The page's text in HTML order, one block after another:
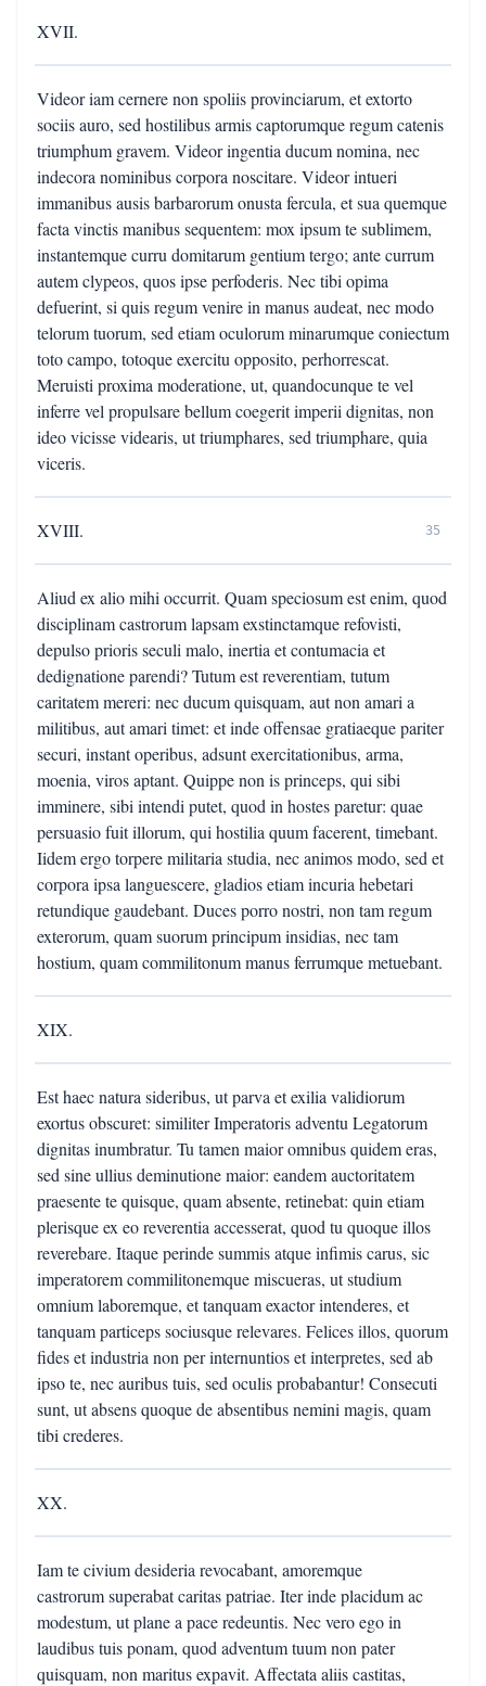
XVII.
Videor iam cernere non spoliis provinciarum, et extorto
sociis auro, sed hostilibus armis captorumque regum catenis
triumphum gravem. Videor ingentia ducum nomina, nec
indecora nominibus corpora noscitare. Videor intueri
immanibus ausis barbarorum onusta fercula, et sua quemque
facta vinctis manibus sequentem: mox ipsum te sublimem,
instantemque curru domitarum gentium tergo; ante currum
autem clypeos, quos ipse perfoderis. Nec tibi opima
defuerint, si quis regum venire in manus audeat, nec modo
telorum tuorum, sed etiam oculorum minarumque coniectum
toto campo, totoque exercitu opposito, perhorrescat.
Meruisti proxima moderatione, ut, quandocunque te vel
inferre vel propulsare bellum coegerit imperii dignitas, non
ideo vicisse videaris, ut triumphares, sed triumphare, quia
viceris.
XVIII. 35
Aliud ex alio mihi occurrit. Quam speciosum est enim, quod
disciplinam castrorum lapsam exstinctamque refovisti,
depulso prioris seculi malo, inertia et contumacia et
dedignatione parendi? Tutum est reverentiam, tutum
caritatem mereri: nec ducum quisquam, aut non amari a
militibus, aut amari timet: et inde offensae gratiaeque pariter
securi, instant operibus, adsunt exercitationibus, arma,
moenia, viros aptant. Quippe non is princeps, qui sibi
imminere, sibi intendi putet, quod in hostes paretur: quae
persuasio fuit illorum, qui hostilia quum facerent, timebant.
Iidem ergo torpere militaria studia, nec animos modo, sed et
corpora ipsa languescere, gladios etiam incuria hebetari
retundique gaudebant. Duces porro nostri, non tam regum
exterorum, quam suorum principum insidias, nec tam
hostium, quam commilitonum manus ferrumque metuebant.
XIX.
Est haec natura sideribus, ut parva et exilia validiorum
exortus obscuret: similiter Imperatoris adventu Legatorum
dignitas inumbratur. Tu tamen maior omnibus quidem eras,
sed sine ullius deminutione maior: eandem auctoritatem
praesente te quisque, quam absente, retinebat: quin etiam
plerisque ex eo reverentia accesserat, quod tu quoque illos
reverebare. Itaque perinde summis atque infimis carus, sic
imperatorem commilitonemque miscueras, ut studium
omnium laboremque, et tanquam exactor intenderes, et
tanquam particeps sociusque relevares. Felices illos, quorum
fides et industria non per internuntios et interpretes, sed ab
ipso te, nec auribus tuis, sed oculis probabantur! Consecuti
sunt, ut absens quoque de absentibus nemini magis, quam
tibi crederes.
XX.
Iam te civium desideria revocabant, amoremque
castrorum superabat caritas patriae. Iter inde placidum ac
modestum, ut plane a pace redeuntis. Nec vero ego in
laudibus tuis ponam, quod adventum tuum non pater
quisquam, non maritus expavit. Affectata aliis castitas,